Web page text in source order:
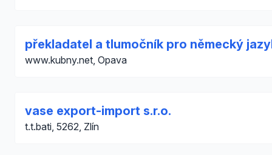
překladatel a tlumočník pro německý
www.kubny.net, Opava
vase export-import s.r.o.
t.t.bati, 5262, Zlín